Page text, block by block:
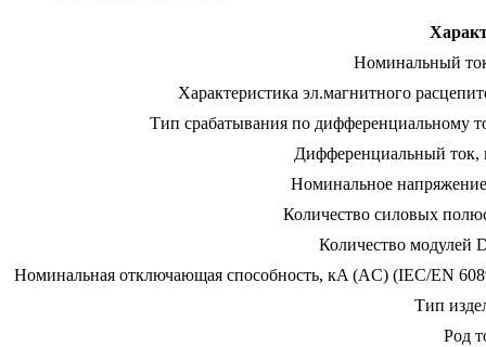
Номинальный
Характеристика эл.магнитного
Тип срабатывания по дифференциальному
Дифференциальный
Номинальное
Количество силовых
Количество модулей
Номинальная отключающая способность, кA (AC) (IEC/EN
Тип
Род